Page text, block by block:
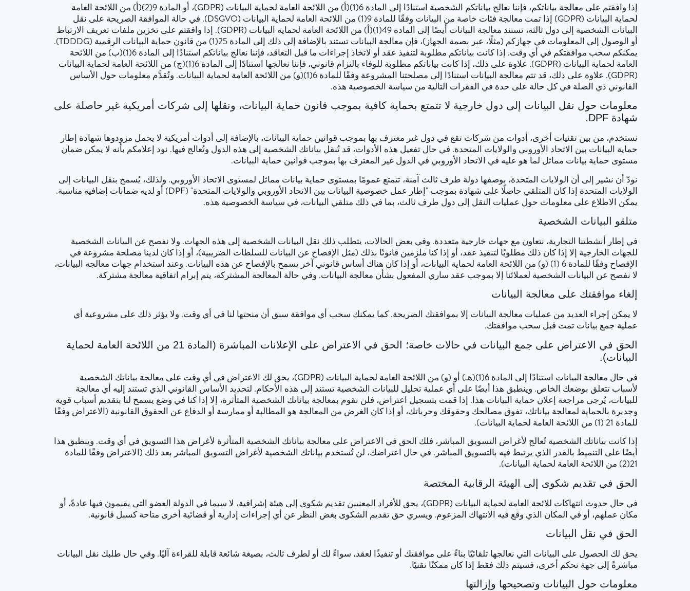
إذا وافقتم على معالجة بياناتكم، فإننا نعالج بياناتكم الشخصية استنادًا إلى المادة 6(1)(أ) من اللائحة العامة لحماية البيانات (GDPR)، أو المادة 9(2)(أ) من اللائحة العامة
لحماية البيانات (GDPR) إذا تمت معالجة فئات خاصة من البيانات وفقًا للمادة 9(1) من اللائحة العامة لحماية البيانات (DSGVO). في حالة الموافقة الصريحة على نقل
البيانات الشخصية إلى دول ثالثة، تستند معالجة البيانات أيضًا إلى المادة 49(1)(أ) من اللائحة العامة لحماية البيانات (GDPR). إذا وافقتم على تخزين ملفات تعريف الارتباط
أو الوصول إلى المعلومات في جهازكم (مثلًا، عبر بصمة الجهاز)، فإن معالجة البيانات تستند بالإضافة إلى ذلك إلى المادة 25(1) من قانون حماية البيانات الرقمية (TDDDG).
يمكنكم سحب موافقتكم في أي وقت. إذا كانت بياناتكم مطلوبة لتنفيذ عقد أو لاتخاذ إجراءات ما قبل التعاقد، فإننا نعالج بياناتكم استنادًا إلى المادة 6(1)(ب) من اللائحة
العامة لحماية البيانات (GDPR). علاوة على ذلك، إذا كانت بياناتكم مطلوبة للوفاء بالتزام قانوني، فإننا نعالجها استنادًا إلى المادة 6(1)(ج) من اللائحة العامة لحماية البيانات
(GDPR). علاوة على ذلك، قد تتم معالجة البيانات استنادًا إلى مصلحتنا المشروعة وفقًا للمادة 6(1)(و) من اللائحة العامة لحماية البيانات. وتُقدَّم معلومات حول الأساس
القانوني ذي الصلة في كل حالة على حدة في الفقرات التالية من سياسة الخصوصية هذه.
معلومات حول نقل البيانات إلى دول خارجية لا تتمتع بحماية كافية بموجب قانون حماية البيانات، ونقلها إلى شركات أمريكية غير حاصلة على
شهادة DPF.
نستخدم، من بين تقنيات أخرى، أدوات من شركات تقع في دول غير معترف بها بموجب قوانين حماية البيانات، بالإضافة إلى أدوات أمريكية لا يحمل مزودوها شهادة إطار
حماية البيانات بين الاتحاد الأوروبي والولايات المتحدة. في حال تفعيل هذه الأدوات، قد تُنقل بياناتك الشخصية إلى هذه الدول وتُعالج فيها. نود إعلامكم بأنه لا يمكن ضمان
مستوى حماية بيانات مماثل لما هو عليه في الاتحاد الأوروبي في الدول غير المعترف بها بموجب قوانين حماية البيانات.
نودّ أن نشير إلى أن الولايات المتحدة، بوصفها دولة طرف ثالث آمنة، تتمتع عمومًا بمستوى حماية بيانات مماثل لمستوى الاتحاد الأوروبي. ولذلك، يُسمح بنقل البيانات إلى
الولايات المتحدة إذا كان المتلقي حاصلًا على شهادة بموجب "إطار عمل خصوصية البيانات بين الاتحاد الأوروبي والولايات المتحدة" (DPF) أو لديه ضمانات إضافية مناسبة.
يمكن الاطلاع على معلومات حول عمليات النقل إلى دول طرف ثالث، بما في ذلك متلقي البيانات، في سياسة الخصوصية هذه.
متلقو البيانات الشخصية
في إطار أنشطتنا التجارية، نتعاون مع جهات خارجية متعددة. وفي بعض الحالات، يتطلب ذلك نقل البيانات الشخصية إلى هذه الجهات. ولا نفصح عن البيانات الشخصية
للجهات الخارجية إلا إذا كان ذلك مطلوبًا لتنفيذ عقد، أو إذا كنا ملزمين قانونًا بذلك (مثل الإفصاح عن البيانات للسلطات الضريبية)، أو إذا كان لدينا مصلحة مشروعة في
الإفصاح وفقًا للمادة 6 (1) (و) من اللائحة العامة لحماية البيانات، أو إذا كان هناك أساس قانوني آخر يسمح بالإفصاح عن هذه البيانات. وعند استخدام جهات معالجة البيانات،
لا نفصح عن البيانات الشخصية لعملائنا إلا بموجب عقد ساري المفعول بشأن معالجة البيانات. وفي حالة المعالجة المشتركة، يتم إبرام اتفاقية معالجة مشتركة.
إلغاء موافقتك على معالجة البيانات
لا يمكن إجراء العديد من عمليات معالجة البيانات إلا بموافقتك الصريحة. كما يمكنك سحب أي موافقة سبق أن منحتها لنا في أي وقت. ولا يؤثر ذلك على مشروعية أي
عملية جمع بيانات تمت قبل سحب موافقتك.
الحق في الاعتراض على جمع البيانات في حالات خاصة؛ الحق في الاعتراض على الإعلانات المباشرة (المادة 21 من اللائحة العامة لحماية
البيانات).
في حال معالجة البيانات استنادًا إلى المادة 6(1)(هـ) أو (و) من اللائحة العامة لحماية البيانات (GDPR)، يحق لك الاعتراض في أي وقت على معالجة بياناتك الشخصية
لأسباب تتعلق بوضعك الخاص. وينطبق هذا أيضًا على أي عملية تحليل للبيانات الشخصية تستند إلى هذه الأحكام. لتحديد الأساس القانوني الذي تستند إليه أي معالجة
للبيانات، يُرجى مراجعة إعلان حماية البيانات هذا. إذا قمت بتسجيل اعتراض، فلن نقوم بمعالجة بياناتك الشخصية المتأثرة، إلا إذا كنا في وضع يسمح لنا بتقديم أسباب قوية
وجديرة بالحماية لمعالجة بياناتك، تفوق مصالحك وحقوقك وحرياتك، أو إذا كان الغرض من المعالجة هو المطالبة أو ممارسة أو الدفاع عن الحقوق القانونية (الاعتراض وفقًا
للمادة 21 (1) من اللائحة العامة لحماية البيانات).
إذا كانت بياناتك الشخصية تُعالج لأغراض التسويق المباشر، فلك الحق في الاعتراض على معالجة بياناتك الشخصية المتأثرة لأغراض هذا التسويق في أي وقت. وينطبق هذا
أيضًا على التنميط بالقدر الذي يرتبط فيه بالتسويق المباشر. في حال اعتراضك، لن تُستخدم بياناتك الشخصية لأغراض التسويق المباشر بعد ذلك (الاعتراض وفقًا للمادة
21(2) من اللائحة العامة لحماية البيانات).
الحق في تقديم شكوى إلى الهيئة الرقابية المختصة
في حال حدوث انتهاكات للائحة العامة لحماية البيانات (GDPR)، يحق للأفراد المعنيين تقديم شكوى إلى هيئة إشرافية، لا سيما في الدولة العضو التي يقيمون فيها عادةً، أو
مكان عملهم، أو في المكان الذي وقع فيه الانتهاك المزعوم. ويسري حق تقديم الشكوى بغض النظر عن أي إجراءات إدارية أو قضائية أخرى متاحة كسبل قانونية.
الحق في نقل البيانات
يحق لك الحصول على البيانات التي نعالجها تلقائيًا بناءً على موافقتك أو تنفيذًا لعقد، سواءً لك أو لطرف ثالث، بصيغة شائعة قابلة للقراءة آليًا. وفي حال طلبك نقل البيانات
مباشرةً إلى جهة تحكم أخرى، فسيتم ذلك فقط إذا كان ممكنًا تقنيًا.
معلومات حول البيانات وتصحيحها وإزالتها